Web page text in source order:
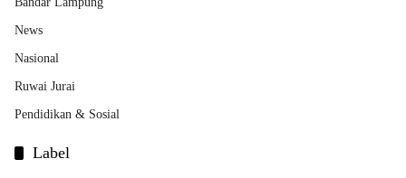
News
Nasional
Ruwai Jurai
Pendidikan & Sosial
Label